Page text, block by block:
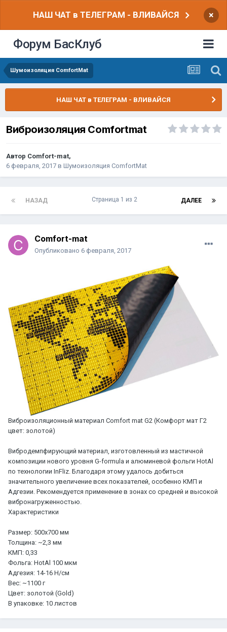
НАШ ЧАТ в ТЕЛЕГРАМ - ВЛИВАЙСЯ ×
Форум БасКлуб
Шумоизоляция ComfortMat
НАШ ЧАТ в ТЕЛЕГРАМ - ВЛИВАЙСЯ
Виброизоляция Comfortmat
Автор Comfort-mat,
6 февраля, 2017 в Шумоизоляция ComfortMat
НАЗАД ДАЛЕЕ
Страница 1 из 2
Comfort-mat
Опубликовано 6 февраля, 2017
Виброизоляционный материал Comfort mat G2 (Комфорт мат Г2
цвет: золотой)
Вибродемпфирующий материал, изготовленный из мастичной
композиции нового уровня G-formula и алюминевой фольги HotAl
по технологии InFliz. Благодаря этому удалось добиться
значительного увеличение всех показателей, особенно КМП и
Адгезии. Рекомендуется применение в зонах со средней и высокой
вибронагруженностью.
Характеристики
Размер: 500х700 мм
Толщина: ~2,3 мм
КМП: 0,33
Фольга: HotAl 100 мкм
Адгезия: 14-16 Н/см
Вес: ~1100 г
Цвет: золотой (Gold)
В упаковке: 10 листов